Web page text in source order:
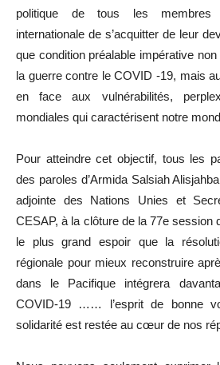
politique de tous les membres
internationale de s’acquitter de leur
que condition préalable impérative
la guerre contre le COVID -19, mais
en face aux vulnérabilités,
mondiales qui caractérisent notre
Pour atteindre cet objectif, tous les
des paroles d’Armida Salsiah
adjointe des Nations Unies et
CESAP, à la clôture de la 77e session
le plus grand espoir que la
régionale pour mieux reconstruire
dans le Pacifique intégrera
COVID-19 …… l’esprit de bonne
solidarité est restée au cœur de nos